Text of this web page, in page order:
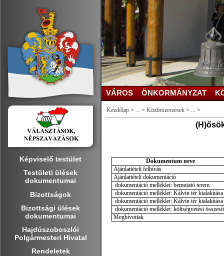
Képviselő testület
Testületi ülések
dokumentumai
Bizottságok
Bizottsági ülések
dokumentumai
Hajdúszoboszlói
Polgármesteri Hivatal
Rendeletek
VÁROS ÖNKORMÁNYZAT
Kezdőlap > ... > Közbeszerzések > ... >
Dokumentum neve
Ajánlattételi felhívás
Ajánlattételi dokumentáció
dokumentáció melléklet: bemutató terem
dokumentáció melléklet: Kálvin tér
dokumentáció melléklet: Kálvin tér
dokumentáció melléklet: költségvetési
Meghívottak